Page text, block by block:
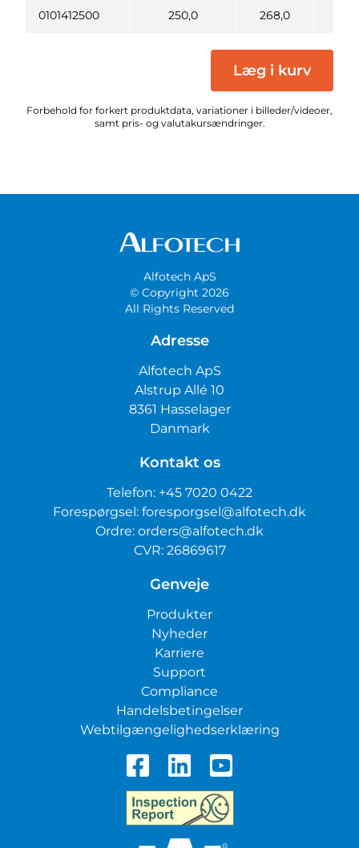
0101412500 250,0 268,0
Læg i kurv
Forbehold for forkert produktdata, variationer i billeder/videoer,
samt pris- og valutakursændringer.
Alfotech ApS
© Copyright 2026
All Rights Reserved
Adresse
Alfotech ApS
Alstrup Allé 10
8361 Hasselager
Danmark
Kontakt os
Telefon: +45 7020 0422
Forespørgsel: foresporgsel@alfotech.dk
Ordre: orders@alfotech.dk
CVR: 26869617
Genveje
Produkter
Nyheder
Karriere
Support
Compliance
Handelsbetingelser
Webtilgængelighedserklæring